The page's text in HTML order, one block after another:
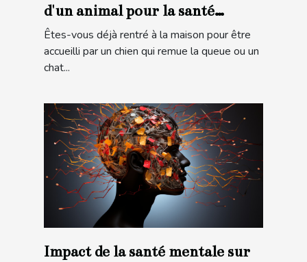
d'un animal pour la santé
mentale
Êtes-vous déjà rentré à la maison pour être
accueilli par un chien qui remue la queue ou un
chat...
Impact de la santé mentale sur